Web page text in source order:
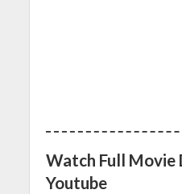
Watch Full Movie
Youtube